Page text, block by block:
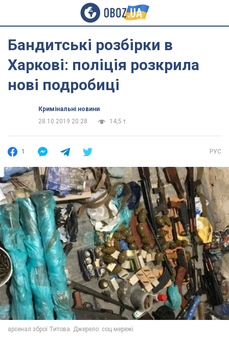
Бандитські розбірки в
Харкові: поліція розкрила
нові подробиці
Кримінальні новини
28.10.2019 20:28
14,5 т.
1 РУС